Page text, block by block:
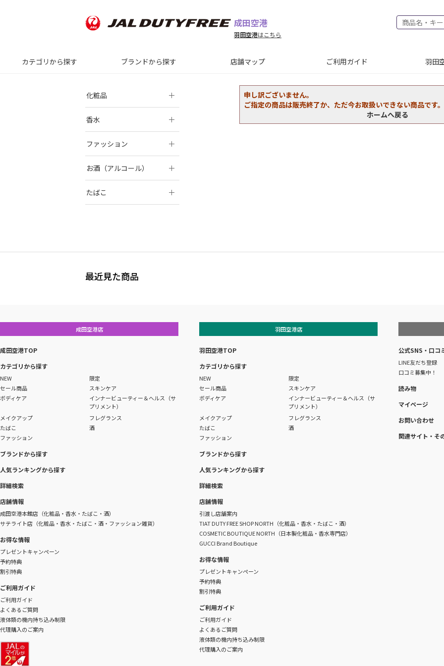
成田空港
羽田空港はこちら
カテゴリから探す ブランドから探す 店舗マップ ご利用ガイド 羽田
申し訳ございません。
ご指定の商品は販売終了か、ただ今お取扱いできない商品です。
ホームへ戻る
化粧品
香水
ファッション
お酒（アルコール）
たばこ
最近見た商品
成田空港店
成田空港TOP
カテゴリから探す
NEW
限定
セール商品
スキンケア
ボディケア
インナービューティー＆ヘルス（サ
プリメント）
メイクアップ
フレグランス
たばこ
酒
ファッション
ブランドから探す
人気ランキングから探す
詳細検索
店舗情報
成田空港本館店（化粧品・香水・たばこ・酒）
サテライト店（化粧品・香水・たばこ・酒・ファッション雑貨）
お得な情報
プレゼントキャンペーン
予約特典
割引特典
ご利用ガイド
ご利用ガイド
よくあるご質問
液体類の機内持ち込み制限
代理購入のご案内
羽田空港店
羽田空港TOP
カテゴリから探す
NEW
限定
セール商品
スキンケア
ボディケア
インナービューティー＆ヘルス（サ
プリメント）
メイクアップ
フレグランス
たばこ
酒
ファッション
ブランドから探す
人気ランキングから探す
詳細検索
店舗情報
引渡し店舗案内
TIAT DUTY FREE SHOP NORTH（化粧品・香水・たばこ・酒）
COSMETIC BOUTIQUE NORTH（日本製化粧品・香水専門店）
GUCCI Brand Boutique
お得な情報
プレゼントキャンペーン
予約特典
割引特典
ご利用ガイド
ご利用ガイド
よくあるご質問
液体類の機内持ち込み制限
代理購入のご案内
公式SNS・口コ
LINE友だち登録
口コミ募集中！
読み物
マイページ
お問い合わせ
関連サイト・そ